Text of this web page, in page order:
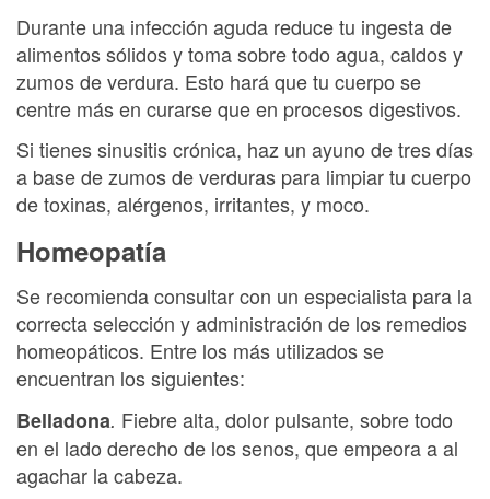
Durante una infección aguda reduce tu ingesta de
alimentos sólidos y toma sobre todo agua, caldos y
zumos de verdura. Esto hará que tu cuerpo se
centre más en curarse que en procesos digestivos.
Si tienes sinusitis crónica, haz un ayuno de tres días
a base de zumos de verduras para limpiar tu cuerpo
de toxinas, alérgenos, irritantes, y moco.
Homeopatía
Se recomienda consultar con un especialista para la
correcta selección y administración de los remedios
homeopáticos. Entre los más utilizados se
encuentran los siguientes:
Belladona. Fiebre alta, dolor pulsante, sobre todo
en el lado derecho de los senos, que empeora a al
agachar la cabeza.